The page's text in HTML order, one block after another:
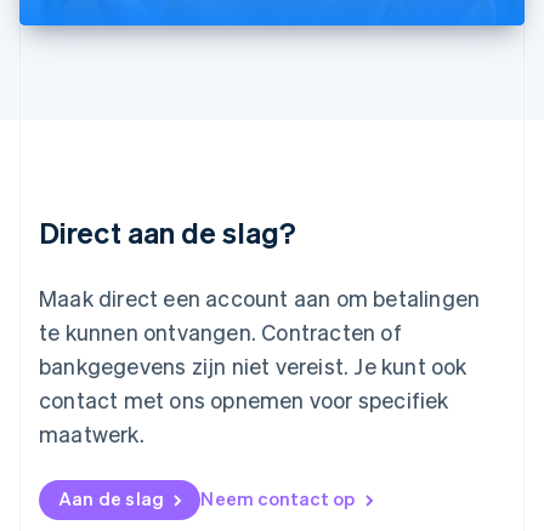
Direct aan de slag?
Maak direct een account aan om betalingen
te kunnen ontvangen. Contracten of
bankgegevens zijn niet vereist. Je kunt ook
contact met ons opnemen voor specifiek
maatwerk.
Aan de slag Neem contact op
Litouwen
Mexico
Español English
Nederlands English
Nieuw-Zeeland
English
Noorwegen
English
DeutschEnglish
English
Portugal